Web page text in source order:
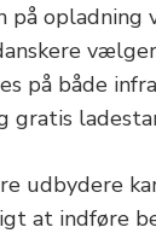
på opladning
på både
gratis
udbydere
at indføre